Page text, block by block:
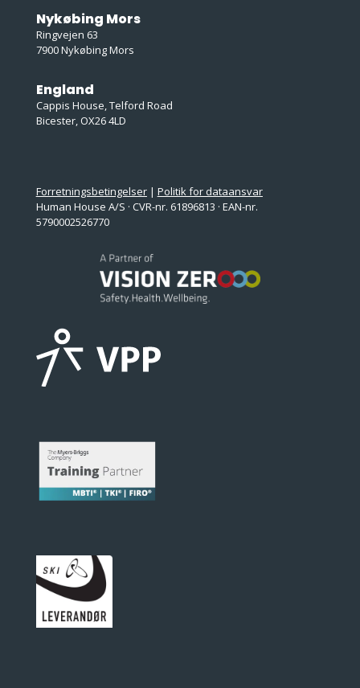
Nykøbing Mors
Ringvejen 63
7900 Nykøbing Mors
England
Cappis House, Telford Road
Bicester, OX26 4LD
Forretningsbetingelser| Politik for dataansvar
Human House A/S · CVR-nr. 61896813 · EAN-nr.
5790002526770